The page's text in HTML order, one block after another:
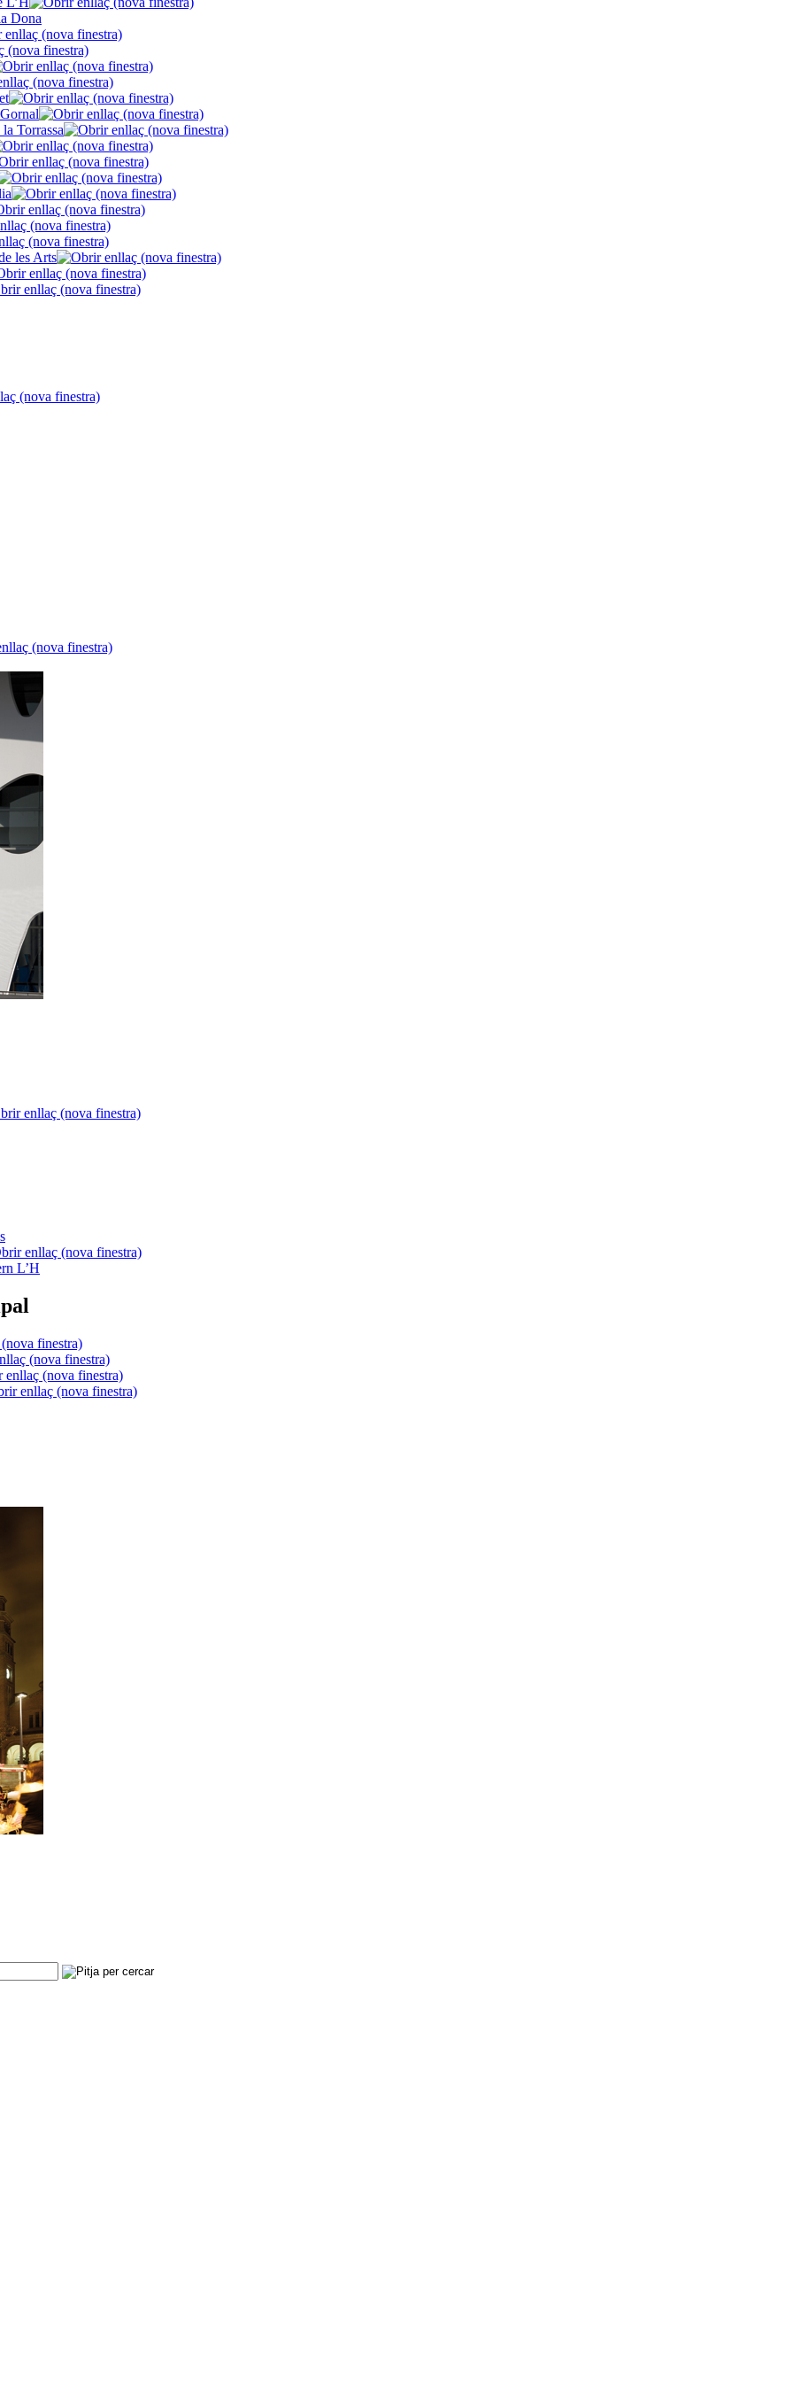
Dona
Torrassa
les Arts
L’H